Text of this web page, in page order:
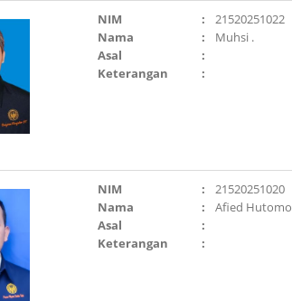
NIM :
21520251022
Nama
:
Muhsi .
Asal
:
Keterangan
:
NIM :
21520251020
Nama
:
Afied Hutomo
Asal
:
Keterangan
: